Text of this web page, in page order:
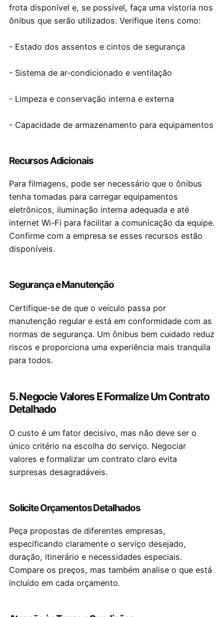
frota disponível e, se possível, faça uma vistoria nos
ônibus que serão utilizados. Verifique itens como:
- Estado dos assentos e cintos de segurança
- Sistema de ar-condicionado e ventilação
- Limpeza e conservação interna e externa
- Capacidade de armazenamento para equipamentos
Recursos Adicionais
Para filmagens, pode ser necessário que o ônibus
tenha tomadas para carregar equipamentos
eletrônicos, iluminação interna adequada e até
internet Wi-Fi para facilitar a comunicação da equipe.
Confirme com a empresa se esses recursos estão
disponíveis.
Segurança e Manutenção
Certifique-se de que o veículo passa por
manutenção regular e está em conformidade com as
normas de segurança. Um ônibus bem cuidado reduz
riscos e proporciona uma experiência mais tranquila
para todos.
5. Negocie Valores E Formalize Um Contrato
Detalhado
O custo é um fator decisivo, mas não deve ser o
único critério na escolha do serviço. Negociar
valores e formalizar um contrato claro evita
surpresas desagradáveis.
Solicite Orçamentos Detalhados
Peça propostas de diferentes empresas,
especificando claramente o serviço desejado,
duração, itinerário e necessidades especiais.
Compare os preços, mas também analise o que está
incluído em cada orçamento.